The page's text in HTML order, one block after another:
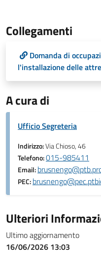
Collegamenti
Domanda di
l'installazione delle
A cura di
Ufficio Segreteria
Indirizzo:Via Chioso, 46
Telefono:015-985411
Email:
PEC:
Ulteriori
Ultimo aggiornamento
16/06/2026 13:03